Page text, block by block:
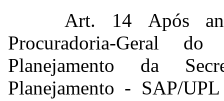
Art. 14 Após
Procuradoria-Geral
Planejamento da
Planejamento - SAP/